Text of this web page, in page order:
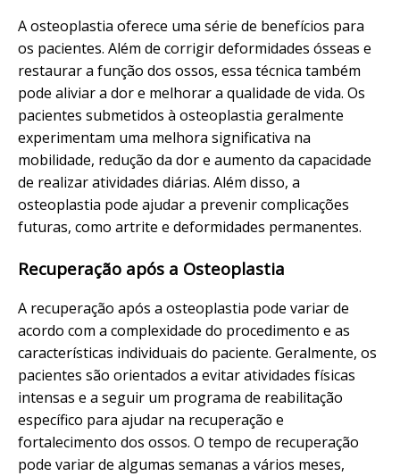
A osteoplastia oferece uma série de benefícios para
os pacientes. Além de corrigir deformidades ósseas e
restaurar a função dos ossos, essa técnica também
pode aliviar a dor e melhorar a qualidade de vida. Os
pacientes submetidos à osteoplastia geralmente
experimentam uma melhora significativa na
mobilidade, redução da dor e aumento da capacidade
de realizar atividades diárias. Além disso, a
osteoplastia pode ajudar a prevenir complicações
futuras, como artrite e deformidades permanentes.
Recuperação após a Osteoplastia
A recuperação após a osteoplastia pode variar de
acordo com a complexidade do procedimento e as
características individuais do paciente. Geralmente, os
pacientes são orientados a evitar atividades físicas
intensas e a seguir um programa de reabilitação
específico para ajudar na recuperação e
fortalecimento dos ossos. O tempo de recuperação
pode variar de algumas semanas a vários meses,